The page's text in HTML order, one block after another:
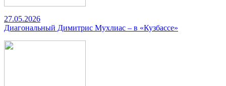
27.05.2026
Диагональный Димитрис Мухлиас – в «Кузбассе»